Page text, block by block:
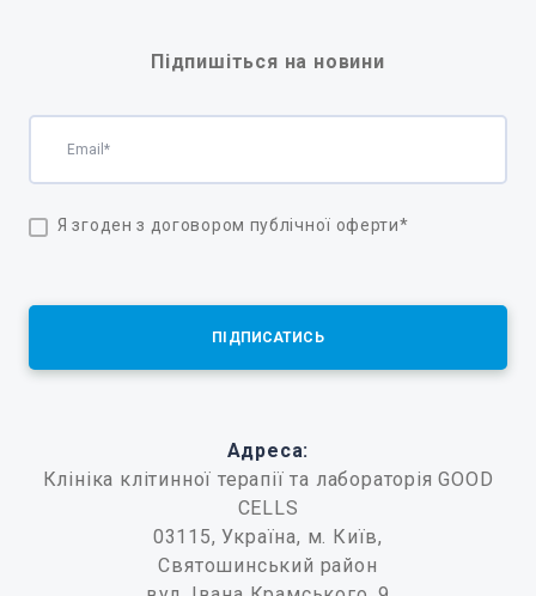
Підпишіться на новини
Я згоден з договором публічної оферти*
ПІДПИСАТИСЬ
Адреса:
Клініка клітинної терапії та лабораторія GOOD
CELLS
03115, Україна, м. Київ,
Святошинський район